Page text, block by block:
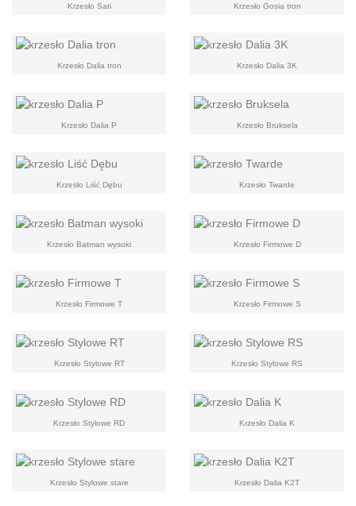
Krzesło Sati Krzesło Gosia tron
Krzesło Dalia tron Krzesło Dalia 3K
Krzesło Dalia P Krzesło Bruksela
Krzesło Liść Dębu Krzesło Twarde
Krzesło Batman wysoki Krzesło Firmowe D
Krzesło Firmowe T Krzesło Firmowe S
Krzesło Stylowe RT Krzesło Stylowe RS
Krzesło Stylowe RD Krzesło Dalia K
Krzesło Stylowe stare Krzesło Dalia K2T